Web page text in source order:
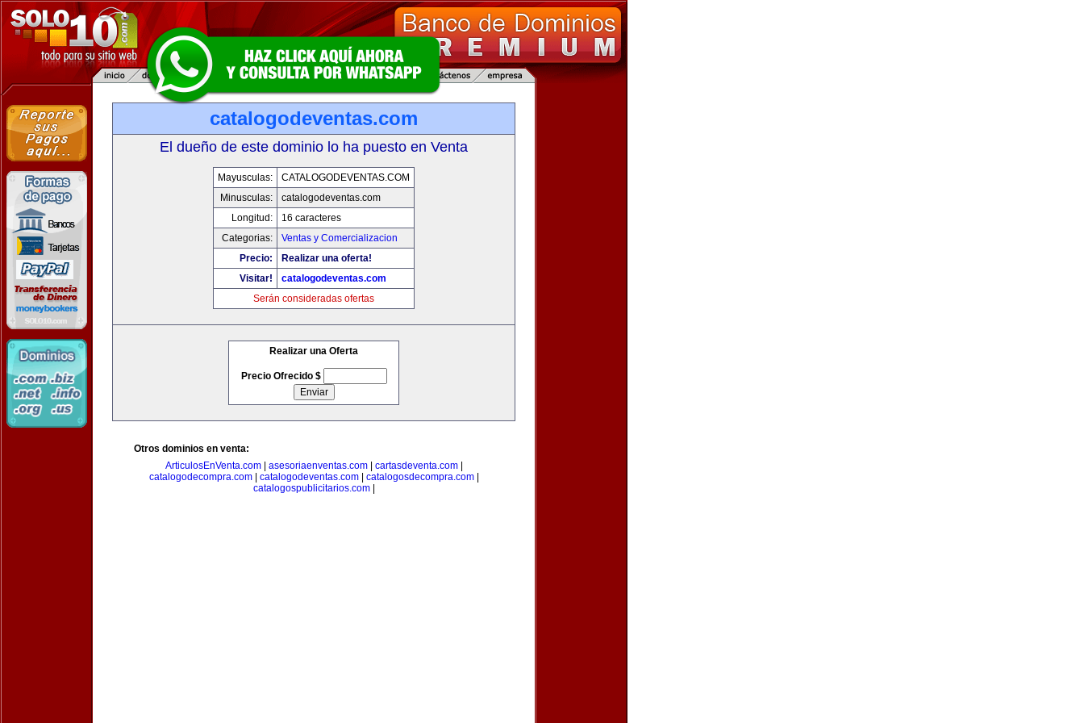
catalogodeventas.com
El dueño de este dominio lo ha puesto en Venta
Mayusculas:
CATALOGODEVENTAS.COM
Minusculas:
catalogodeventas.com
Longitud:
16 caracteres
Categorias:
Ventas y Comercializacion
Precio:
Realizar una oferta!
Visitar!
catalogodeventas.com
Serán consideradas ofertas
Realizar una Oferta
Precio Ofrecido $
Otros dominios en venta:
ArticulosEnVenta.com| asesoriaenventas.com| cartasdeventa.com|
catalogodecompra.com| catalogodeventas.com| catalogosdecompra.com|
catalogospublicitarios.com|